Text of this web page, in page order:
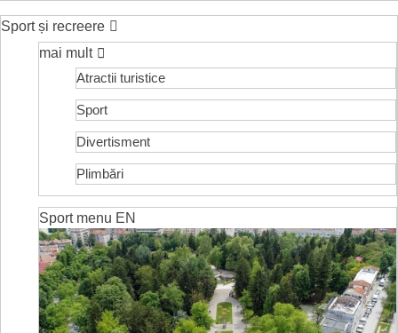
Sport și recreere
mai mult
Atractii turistice
Sport
Divertisment
Plimbări
Sport menu EN